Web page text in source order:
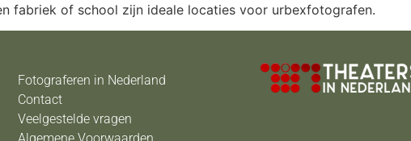
fabriek of school zijn ideale locaties voor urbexfotografen.
Fotograferen in Nederland
Contact
Veelgestelde vragen